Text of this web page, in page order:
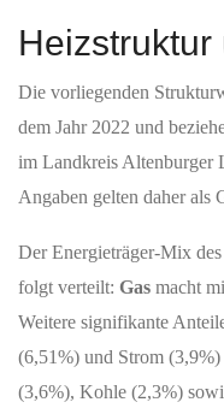
Die vorliegenden
dem Jahr 2022 und
im Landkreis Altenburger
Angaben gelten daher als
Der Energieträger-Mix
folgt verteilt: Gas macht
Weitere signifikante
(6,51%) und Strom
(3,6%), Kohle (2,3%)